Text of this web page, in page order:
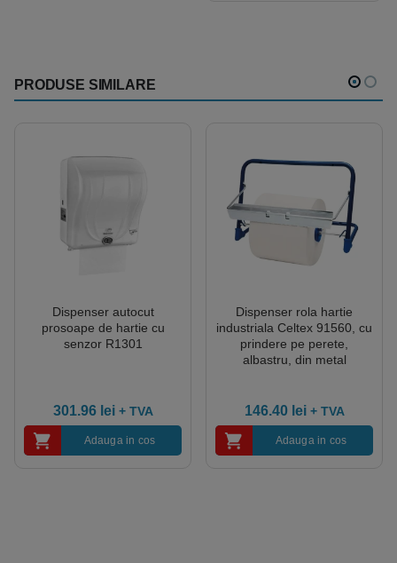
PRODUSE SIMILARE
Dispenser autocut
prosoape de hartie cu
senzor R1301
301.96 lei + TVA
Adauga in cos
Dispenser rola hartie
industriala Celtex 91560, cu
prindere pe perete,
albastru, din metal
146.40 lei + TVA
Adauga in cos